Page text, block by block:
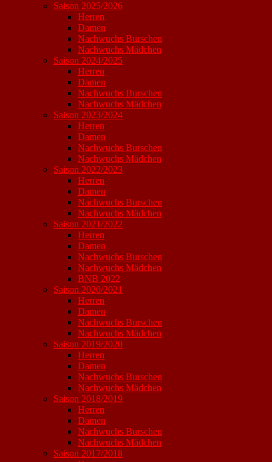
Saison 2025/2026
Herren
Damen
Nachwuchs Burschen
Nachwuchs Mädchen
Saison 2024/2025
Herren
Damen
Nachwuchs Burschen
Nachwuchs Mädchen
Saison 2023/2024
Herren
Damen
Nachwuchs Burschen
Nachwuchs Mädchen
Saison 2022/2023
Herren
Damen
Nachwuchs Burschen
Nachwuchs Mädchen
Saison 2021/2022
Herren
Damen
Nachwuchs Burschen
Nachwuchs Mädchen
BNB 2022
Saison 2020/2021
Herren
Damen
Nachwuchs Burschen
Nachwuchs Mädchen
Saison 2019/2020
Herren
Damen
Nachwuchs Burschen
Nachwuchs Mädchen
Saison 2018/2019
Herren
Damen
Nachwuchs Burschen
Nachwuchs Mädchen
Saison 2017/2018